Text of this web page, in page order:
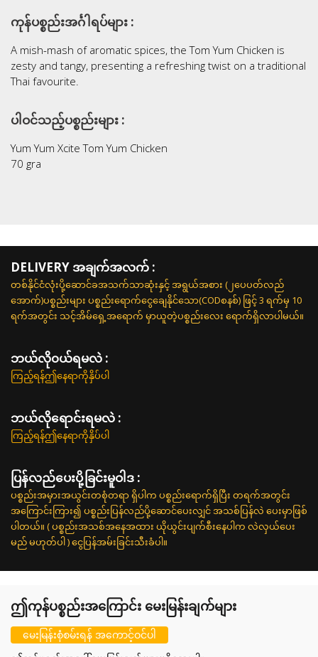
ကုန်ပစ္စည်းအင်္ဂါရပ်များ :
A mish-mash of aromatic spices, the Tom Yum Chicken is
zesty and tangy, presenting a refreshing twist on a traditional
Thai favourite.
ပါဝင်သည့်ပစ္စည်းများ :
Yum Yum Xcite Tom Yum Chicken
70 gra
DELIVERY အချက်အလက် :
တစ်နိုင်ငံလုံးပို့ဆောင်ခအသက်သာဆုံးနှင့် အရွယ်အစား (၂ပေပတ်လည်
အောက်)ပစ္စည်းများ ပစ္စည်းရောက်ငွေချေနိုင်သော(CODစနစ်) ဖြင့် 3 ရက်မှ 10
ရက်အတွင်း သင့်အိမ်ရှေ့အရောက် မှာယူတဲ့ပစ္စည်းလေး ရောက်ရှိလာပါမယ်။
ဘယ်လို၀ယ်ရမလဲ :
ကြည့်ရန်ဤနေရာကိုနှိပ်ပါ
ဘယ်လိုရောင်းရမလဲ :
ကြည့်ရန်ဤနေရာကိုနှိပ်ပါ
ပြန်လည်ပေးပို့ခြင်းမူဝါဒ :
ပစ္စည်းအမှားအယွင်းတစုံတရာ ရှိပါက ပစ္စည်းရောက်ရှိပြီး တရက်အတွင်း
အကြောင်းကြား၍ ပစ္စည်းပြန်လည်ပို့ဆောင်ပေးလျှင် အသစ်ပြန်လဲ ပေးမှာဖြစ်
ပါတယ်။ ( ပစ္စည်းအသစ်အနေအထား ယိုယွင်းပျက်စီးနေပါက လဲလှယ်ပေး
မည် မဟုတ်ပါ ) ငွေပြန်အမ်းခြင်းသီးခံပါ။
ဤကုန်ပစ္စည်းအကြောင်း မေးမြန်းချက်များ
မေးမြန်းစုံစမ်းရန် အကောင့်ဝင်ပါ